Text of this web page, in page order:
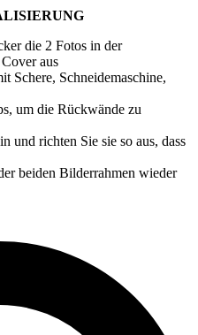
die 2 Fotos in der
aus
Schere, Schneidemaschine,
um die Rückwände zu
und richten Sie sie so aus, dass
beiden Bilderrahmen wieder